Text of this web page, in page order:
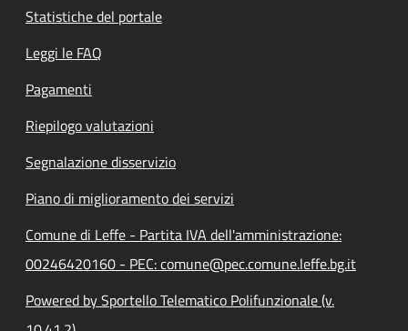
Statistiche del portale
Leggi le FAQ
Pagamenti
Riepilogo valutazioni
Segnalazione disservizio
Piano di miglioramento dei servizi
Comune di Leffe - Partita IVA dell'amministrazione:
00246420160 - PEC: comune@pec.comune.leffe.bg.it
Powered by Sportello Telematico Polifunzionale (v.